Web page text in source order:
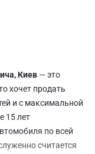
Киев — это
хочет продать
и с максимальной
15 лет
по всей
считается